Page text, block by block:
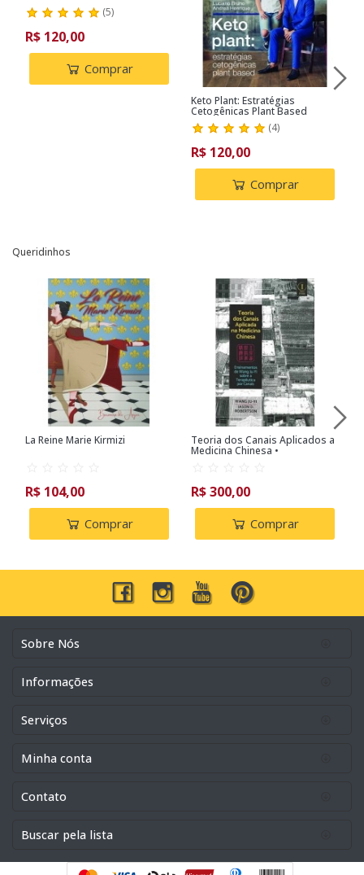
(5)
R$ 120,00
Comprar
Keto Plant: Estratégias
Cetogênicas Plant Based
(4)
R$ 120,00
Comprar
Queridinhos
La Reine Marie Kirmizi
R$ 104,00
Comprar
Teoria dos Canais Aplicados a
Medicina Chinesa •
R$ 300,00
Comprar
Sobre Nós
Informações
Serviços
Minha conta
Contato
Buscar pela lista